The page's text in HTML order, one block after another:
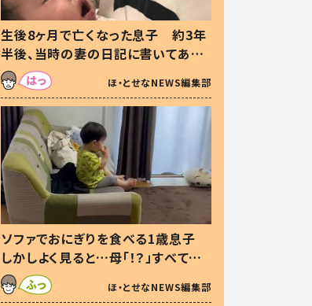
生後8ヶ月で亡くなった息子 約3年
半後、当時の妻の日記に書いてあっ
た本音とは
ほ・とせなNEWS編集部
ソファでおにぎりを食べる1歳息子
しかしよく見ると…母「！？」すべてを
察した母の投稿に「可愛いから許
す！」「現行犯〜」
ほ・とせなNEWS編集部